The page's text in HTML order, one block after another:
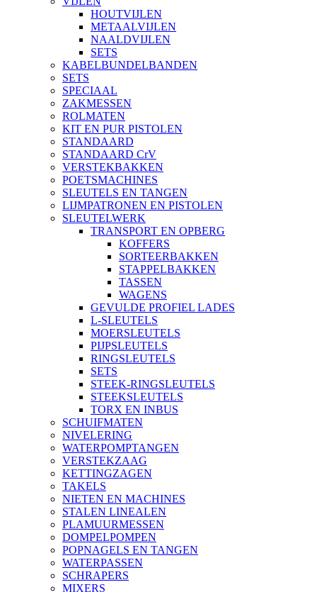
HOUTVIJLEN
METAALVIJLEN
NAALDVIJLEN
SETS
KABELBUNDELBANDEN
SETS
SPECIAAL
ZAKMESSEN
ROLMATEN
KIT EN PUR PISTOLEN
STANDAARD
STANDAARD CrV
VERSTEKBAKKEN
POETSMACHINES
SLEUTELS EN TANGEN
LIJMPATRONEN EN PISTOLEN
SLEUTELWERK
TRANSPORT EN OPBERG
KOFFERS
SORTEERBAKKEN
STAPPELBAKKEN
TASSEN
WAGENS
GEVULDE PROFIEL LADES
L-SLEUTELS
MOERSLEUTELS
PIJPSLEUTELS
RINGSLEUTELS
SETS
STEEK-RINGSLEUTELS
STEEKSLEUTELS
TORX EN INBUS
SCHUIFMATEN
NIVELERING
WATERPOMPTANGEN
VERSTEKZAAG
KETTINGZAGEN
TAKELS
NIETEN EN MACHINES
STALEN LINEALEN
PLAMUURMESSEN
DOMPELPOMPEN
POPNAGELS EN TANGEN
WATERPASSEN
SCHRAPERS
MIXERS